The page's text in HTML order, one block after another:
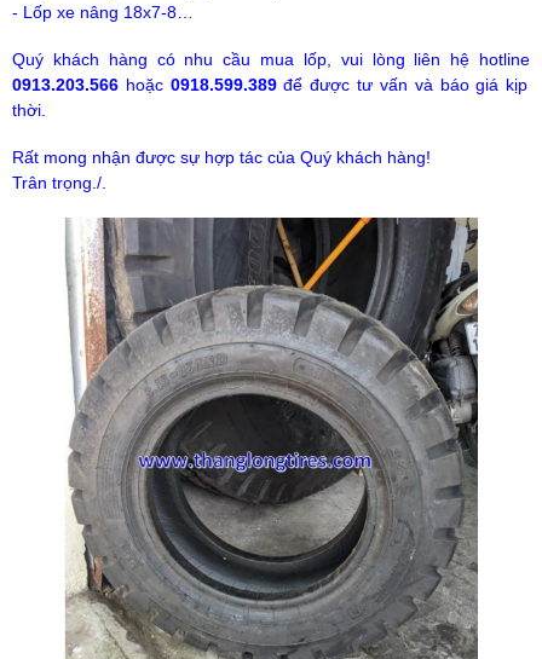
- Lốp xe nâng 18x7-8…
Quý khách hàng có nhu cầu mua lốp, vui lòng liên hệ hotline
0913.203.566 hoặc 0918.599.389để được tư vấn và báo giá kịp
thời.
Rất mong nhận được sự hợp tác của Quý khách hàng!
Trân trọng./.